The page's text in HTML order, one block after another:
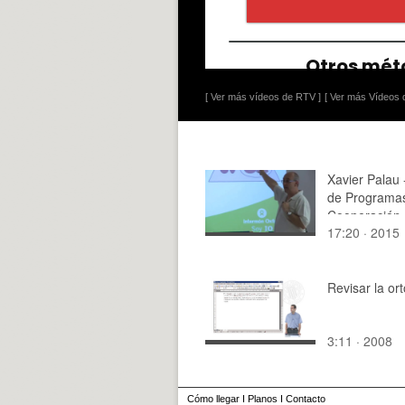
[ Ver más vídeos de RTV ] [ Ver más Vídeos
Xavier Palau
de
Cooperación
Internacional.
17:20 · 2015
Revisar la
3:11 · 2008
Cómo llegar I Planos I Contacto